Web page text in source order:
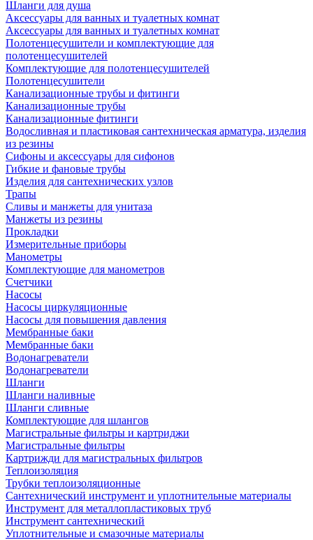
Шланги для душа
Аксессуары для ванных и туалетных комнат
Аксессуары для ванных и туалетных комнат
Полотенцесушители и комплектующие для
полотенцесушителей
Комплектующие для полотенцесушителей
Полотенцесушители
Канализационные трубы и фитинги
Канализационные трубы
Канализационные фитинги
Водосливная и пластиковая сантехническая арматура, изделия
из резины
Сифоны и аксессуары для сифонов
Гибкие и фановые трубы
Изделия для сантехнических узлов
Трапы
Сливы и манжеты для унитаза
Манжеты из резины
Прокладки
Измерительные приборы
Манометры
Комплектующие для манометров
Счетчики
Насосы
Насосы циркуляционные
Насосы для повышения давления
Мембранные баки
Мембранные баки
Водонагреватели
Водонагреватели
Шланги
Шланги наливные
Шланги сливные
Комплектующие для шлангов
Магистральные фильтры и картриджи
Магистральные фильтры
Картрижди для магистральных фильтров
Теплоизоляция
Трубки теплоизоляционные
Сантехнический инструмент и уплотнительные материалы
Инструмент для металлопластиковых труб
Инструмент сантехнический
Уплотнительные и смазочные материалы